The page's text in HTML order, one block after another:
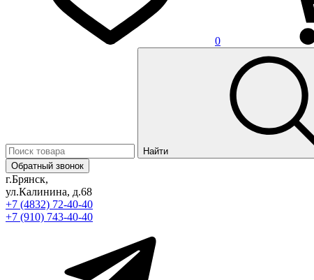
0
Найти
Обратный звонок
г.Брянск,
ул.Калинина, д.68
+7 (4832) 72-40-40
+7 (910) 743-40-40